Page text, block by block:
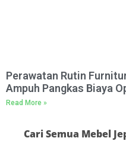
Perawatan Rutin
Ampuh Pangkas Biaya
Read More »
Cari Semua Mebel